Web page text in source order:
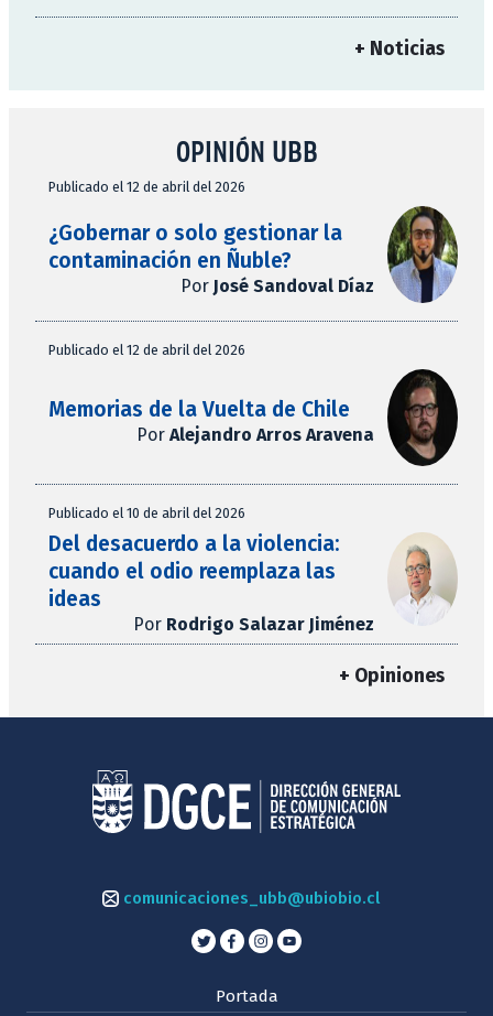
+ Noticias
OPINIÓN UBB
Publicado el 12 de abril del 2026
¿Gobernar o solo gestionar la
contaminación en Ñuble?
Por José Sandoval Díaz
Publicado el 12 de abril del 2026
Memorias de la Vuelta de Chile
Por Alejandro Arros Aravena
Publicado el 10 de abril del 2026
Del desacuerdo a la violencia:
cuando el odio reemplaza las
ideas
Por Rodrigo Salazar Jiménez
+ Opiniones
comunicaciones_ubb@ubiobio.cl
Portada